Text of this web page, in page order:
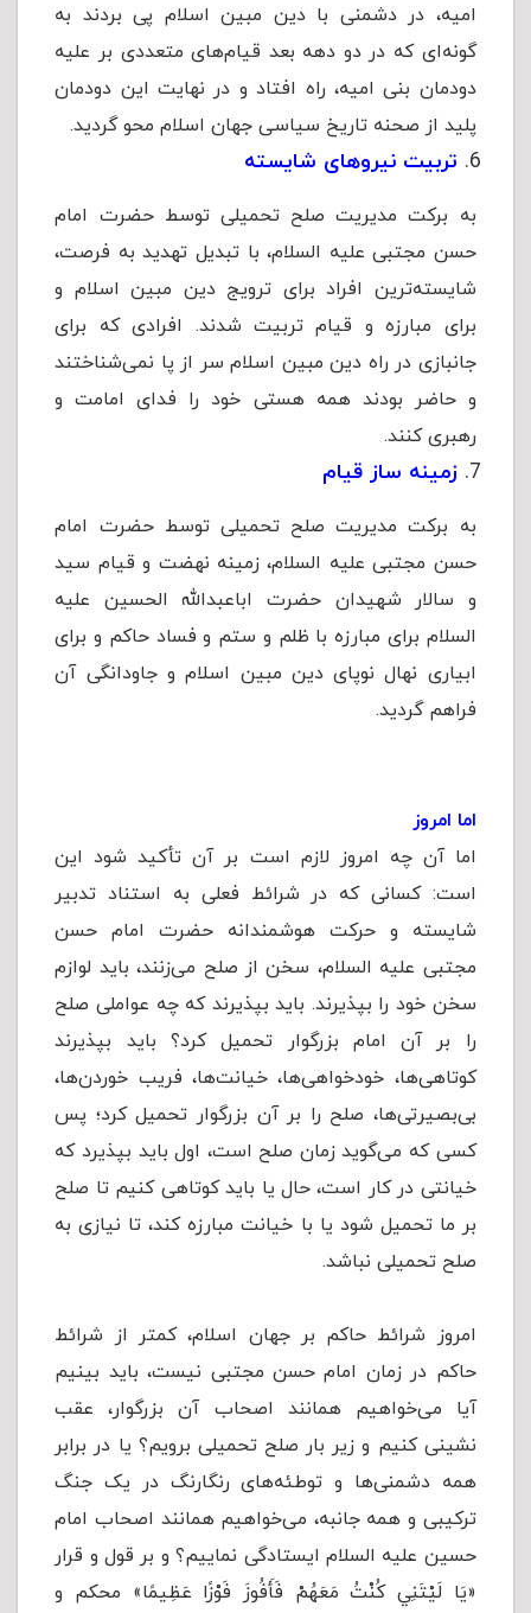
امیه، در دشمنی با دین مبین اسلام پی بردند به
گونه‌ای که در دو دهه بعد قیام‌های متعددی بر علیه
دودمان بنی امیه، راه افتاد و در نهایت این دودمان
پلید از صحنه تاریخ سیاسی جهان اسلام محو گردید.
تربیت نیروهای شایسته
به برکت مدیریت صلح تحمیلی توسط حضرت امام
حسن مجتبی علیه السلام، با تبدیل تهدید به فرصت،
شایسته‌ترین افراد برای ترویج دین مبین اسلام و
برای مبارزه و قیام تربیت شدند. افرادی که برای
جانبازی در راه دین مبین اسلام سر از پا نمی‌شناختند
و حاضر بودند همه هستی خود را فدای امامت و
رهبری کنند.
زمینه ساز قیام
به برکت مدیریت صلح تحمیلی توسط حضرت امام
حسن مجتبی علیه السلام، زمینه نهضت و قیام سید
و سالار شهیدان حضرت اباعبدالله الحسین علیه
السلام برای مبارزه با ظلم و ستم و فساد حاکم و برای
ابیاری نهال نوپای دین مبین اسلام و جاودانگی آن
فراهم گردید.
اما امروز
اما آن چه امروز لازم است بر آن تأکید شود این
است: کسانی که در شرائط فعلی به استناد تدبیر
شایسته و حرکت هوشمندانه حضرت امام حسن
مجتبی علیه السلام، سخن از صلح می‌زنند، باید لوازم
سخن خود را بپذیرند. باید بپذیرند که چه عواملی صلح
را بر آن امام بزرگوار تحمیل کرد؟ باید بپذیرند
کوتاهی‌ها، خودخواهی‌ها، خیانت‌ها، فریب خوردن‌ها،
بی‌بصیرتی‌ها، صلح را بر آن بزرگوار تحمیل کرد؛ پس
کسی که می‌گوید زمان صلح است، اول باید بپذیرد که
خیانتی در کار است، حال یا باید کوتاهی کنیم تا صلح
بر ما تحمیل شود یا با خیانت مبارزه کند، تا نیازی به
صلح تحمیلی نباشد.
امروز شرائط حاکم بر جهان اسلام، کمتر از شرائط
حاکم در زمان امام حسن مجتبی نیست، باید بینیم
آیا می‌خواهیم همانند اصحاب آن بزرگوار، عقب
نشینی کنیم و زیر بار صلح تحمیلی برویم؟ یا در برابر
همه دشمنی‌ها و توطئه‌های رنگارنگ در یک جنگ
ترکیبی و همه جانبه، می‌خواهیم همانند اصحاب امام
حسین علیه السلام ایستادگی نماییم؟ و بر قول و قرار
«يَا لَيْتَنِي كُنْتُ مَعَهُمْ فَأَفُوزَ فَوْزًا عَظِيمًا» محکم و